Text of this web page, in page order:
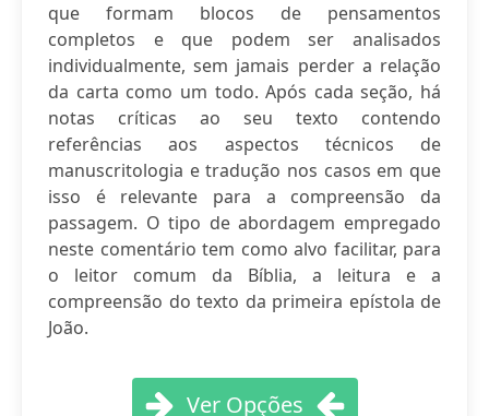
que formam blocos de pensamentos
completos e que podem ser analisados
individualmente, sem jamais perder a relação
da carta como um todo. Após cada seção, há
notas críticas ao seu texto contendo
referências aos aspectos técnicos de
manuscritologia e tradução nos casos em que
isso é relevante para a compreensão da
passagem. O tipo de abordagem empregado
neste comentário tem como alvo facilitar, para
o leitor comum da Bíblia, a leitura e a
compreensão do texto da primeira epístola de
João.
Ver Opções